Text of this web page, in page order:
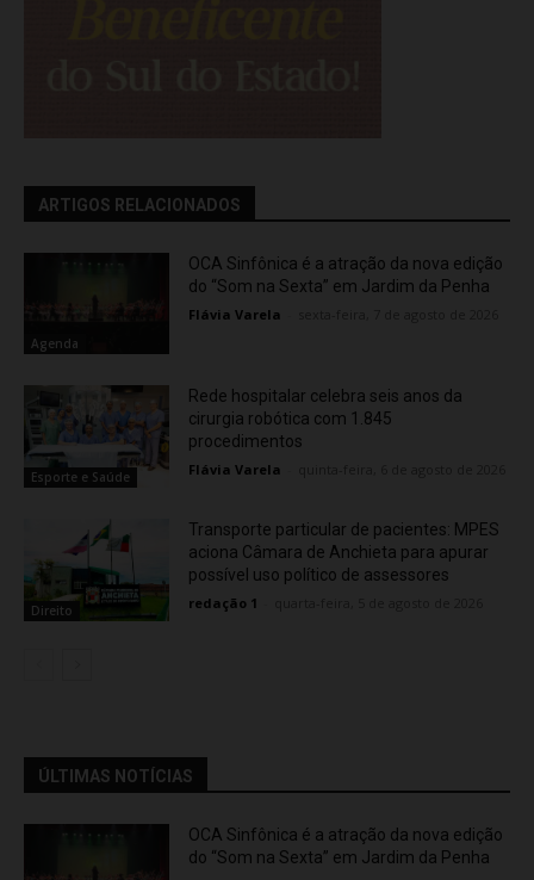
ARTIGOS RELACIONADOS
Agenda
OCA Sinfônica é a atração da nova edição
do “Som na Sexta” em Jardim da Penha
Flávia Varela
Esporte e Saúde
Rede hospitalar celebra seis anos da
cirurgia robótica com 1.845
procedimentos
Flávia Varela
Direito
Transporte particular de pacientes: MPES
aciona Câmara de Anchieta para apurar
possível uso político de assessores
redação 1
ÚLTIMAS NOTÍCIAS
OCA Sinfônica é a atração da nova edição
do “Som na Sexta” em Jardim da Penha